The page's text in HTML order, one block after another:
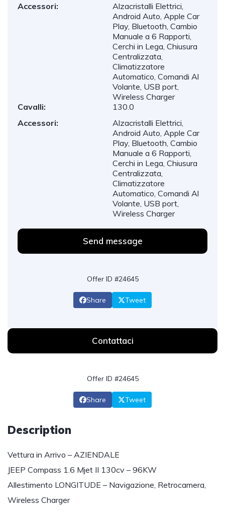
Accessori:
Alzacristalli Elettrici,
Android Auto, Apple Car
Play, Bluetooth, Cambio
Manuale a 6 Rapporti,
Cerchi in Lega, Chiusura
Centralizzata,
Climatizzatore
Automatico, Comandi Al
Volante, USB port,
Wireless Charger
Cavalli:
130.0
Accessori:
Alzacristalli Elettrici,
Android Auto, Apple Car
Play, Bluetooth, Cambio
Manuale a 6 Rapporti,
Cerchi in Lega, Chiusura
Centralizzata,
Climatizzatore
Automatico, Comandi Al
Volante, USB port,
Wireless Charger
Send message
Offer ID #24645
Share Tweet
Contattaci
Offer ID #24645
Share Tweet
Description
Vettura in Arrivo – AZIENDALE
JEEP Compass 1.6 Mjet II 130cv – 96KW
Allestimento LONGITUDE – Navigazione, Retrocamera,
Wireless Charger